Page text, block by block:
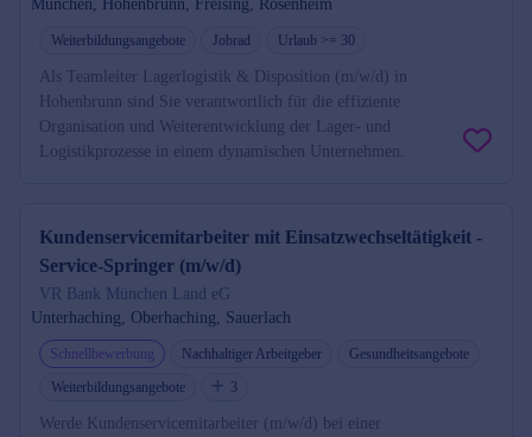
München, Hohenbrunn, Freising, Rosenheim
Weiterbildungsangebote Jobrad Urlaub >= 30
Als Teamleiter Lagerlogistik & Disposition (m/w/d) in
Hohenbrunn sind Sie verantwortlich für die effiziente
Organisation und Weiterentwicklung der Lager- und
Logistikprozesse in einem dynamischen Unternehmen.
Kundenservicemitarbeiter mit Einsatzwechseltätigkeit -
Service-Springer (m/w/d)
VR Bank München Land eG
Unterhaching, Oberhaching, Sauerlach
Schnellbewerbung Nachhaltiger Arbeitgeber
Gesundheitsangebote
Weiterbildungsangebote
3
Werde Kundenservicemitarbeiter (m/w/d) bei einer